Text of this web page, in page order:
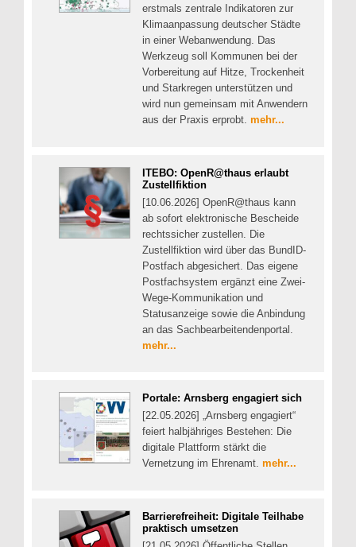
erstmals zentrale Indikatoren zur
Klimaanpassung deutscher Städte
in einer Webanwendung. Das
Werkzeug soll Kommunen bei der
Vorbereitung auf Hitze, Trockenheit
und Starkregen unterstützen und
wird nun gemeinsam mit Anwendern
aus der Praxis erprobt. mehr...
ITEBO: OpenR@thaus erlaubt
Zustellfiktion
[10.06.2026] OpenR@thaus kann
ab sofort elektronische Bescheide
rechtssicher zustellen. Die
Zustellfiktion wird über das BundID-
Postfach abgesichert. Das eigene
Postfachsystem ergänzt eine Zwei-
Wege-Kommunikation und
Statusanzeige sowie die Anbindung
an das Sachbearbeitendenportal.
mehr...
Portale: Arnsberg engagiert sich
[22.05.2026] „Arnsberg engagiert“
feiert halbjähriges Bestehen: Die
digitale Plattform stärkt die
Vernetzung im Ehrenamt. mehr...
Barrierefreiheit: Digitale Teilhabe
praktisch umsetzen